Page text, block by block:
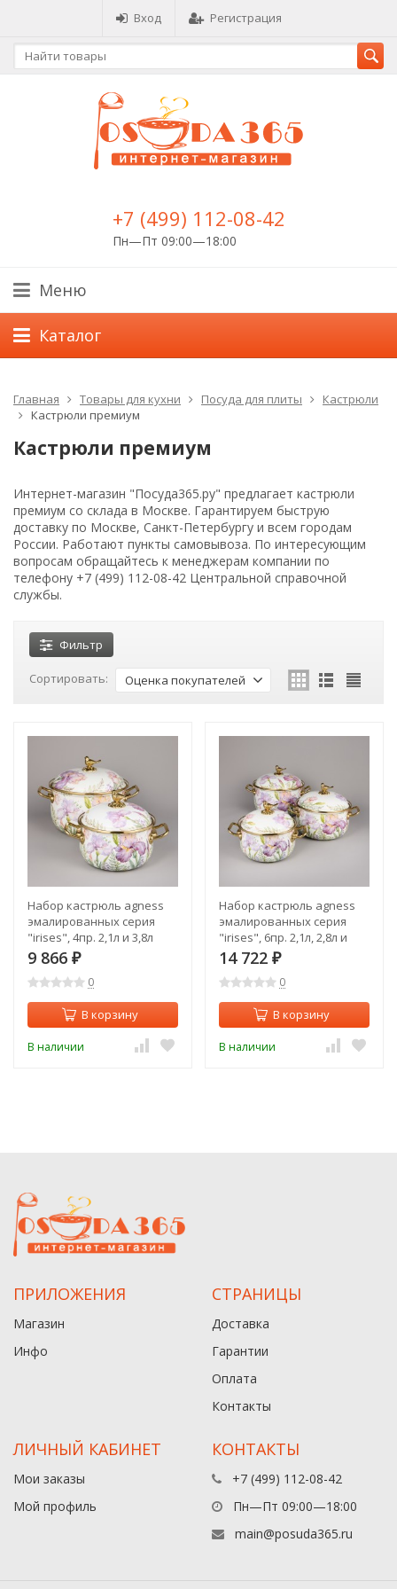
Вход Регистрация
+7 (499) 112-08-42
Пн—Пт 09:00—18:00
Меню
Каталог
Главная Товары для кухни Посуда для плиты
Кастрюли
Кастрюли премиум
Кастрюли премиум
Интернет-магазин "Посуда365.ру" предлагает кастрюли
премиум со склада в Москве. Гарантируем быструю
доставку по Москве, Санкт-Петербургу и всем городам
России. Работают пункты самовывоза. По интересующим
вопросам обращайтесь к менеджерам компании по
телефону +7 (499) 112-08-42 Центральной справочной
службы.
Фильтр
Сортировать: Оценка покупателей
Набор кастрюль agness
эмалированных серия
"irises", 4пр. 2,1л и 3,8л
Agness (950-603)
9 866 ₽
0
В корзину
В наличии
Набор кастрюль agness
эмалированных серия
"irises", 6пр. 2,1л, 2,8л и
3,8л Agness (950-607)
14 722 ₽
0
В корзину
В наличии
ПРИЛОЖЕНИЯ
Магазин
Инфо
СТРАНИЦЫ
Доставка
Гарантии
Оплата
Контакты
ЛИЧНЫЙ КАБИНЕТ
Мои заказы
Мой профиль
КОНТАКТЫ
+7 (499) 112-08-42
Пн—Пт 09:00—18:00
main@posuda365.ru